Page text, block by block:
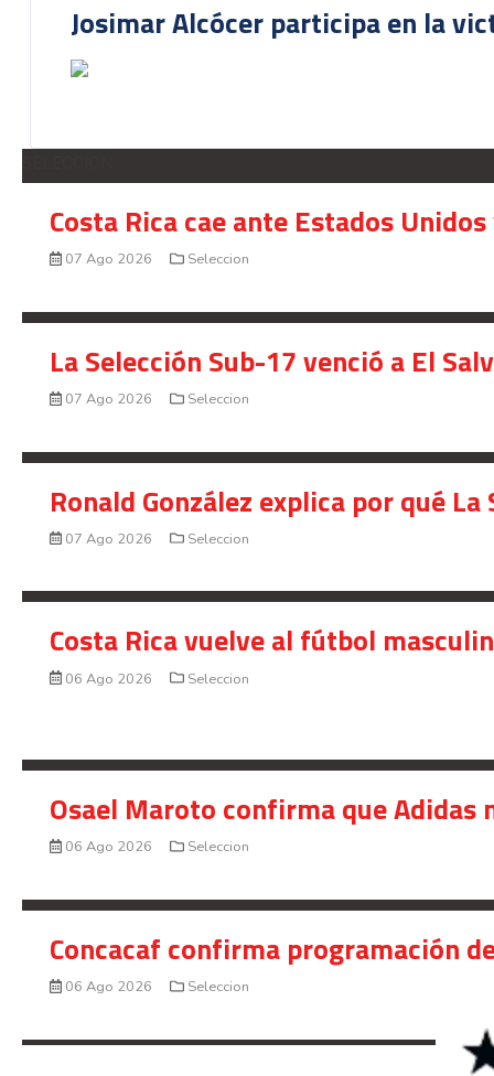
Josimar Alcócer participa en la
Costa Rica cae ante Estados
07 Ago 2026 Seleccion
La Selección Sub-17 venció a El
07 Ago 2026 Seleccion
Ronald González explica por qué
07 Ago 2026 Seleccion
Costa Rica vuelve al fútbol
06 Ago 2026 Seleccion
Osael Maroto confirma que Adidas
06 Ago 2026 Seleccion
Concacaf confirma programación
06 Ago 2026 Seleccion